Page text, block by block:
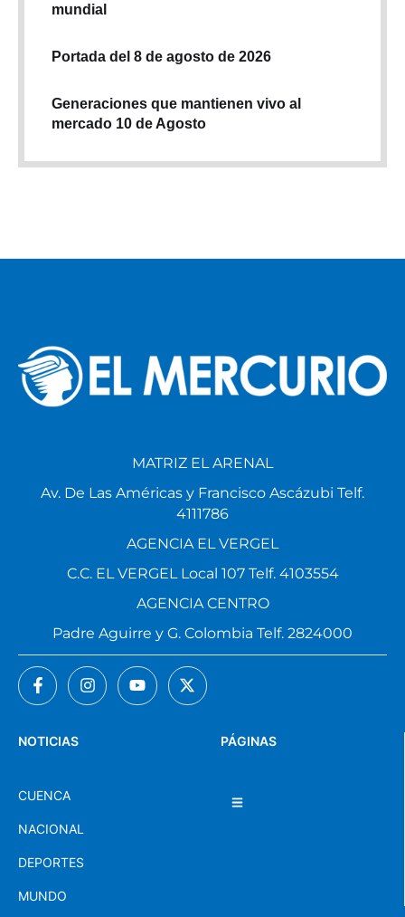
mundial
Portada del 8 de agosto de 2026
Generaciones que mantienen vivo al
mercado 10 de Agosto
PÁGINAS
NOTICIAS
CUENCA
NACIONAL
DEPORTES
MUNDO
MATRIZ EL ARENAL
Av. De Las Américas y Francisco Ascázubi Telf.
4111786
AGENCIA EL VERGEL
C.C. EL VERGEL Local 107 Telf. 4103554
AGENCIA CENTRO
Padre Aguirre y G. Colombia Telf. 2824000